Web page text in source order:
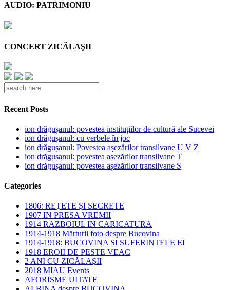
AUDIO: PATRIMONIU
CONCERT ZICĂLAŞII
Recent Posts
ion drăgușanul: povestea instituțiilor de cultură ale Sucevei
ion drăgușanul: cu verbele în joc
ion drăgușanul: Povestea așezărilor transilvane U V Z
ion drăgușanul: povestea așezărilor transilvane T
ion drăgușanul: povestea așezărilor transilvane S
Categories
1806: REŢETE ŞI SECRETE
1907 IN PRESA VREMII
1914 RAZBOIUL IN CARICATURA
1914-1918 Mărturii foto despre Bucovina
1914-1918: BUCOVINA SI SUFERINTELE EI
1918 EROII DE PESTE VEAC
2 ANI CU ZICĂLAŞII
2018 MIAU Events
AFORISME UITATE